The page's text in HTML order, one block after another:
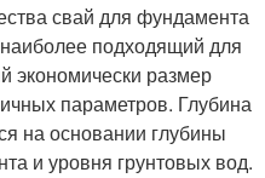
свай для фундамента
подходящий для
экономически размер
параметров. Глубина
на основании глубины
и уровня грунтовых вод.